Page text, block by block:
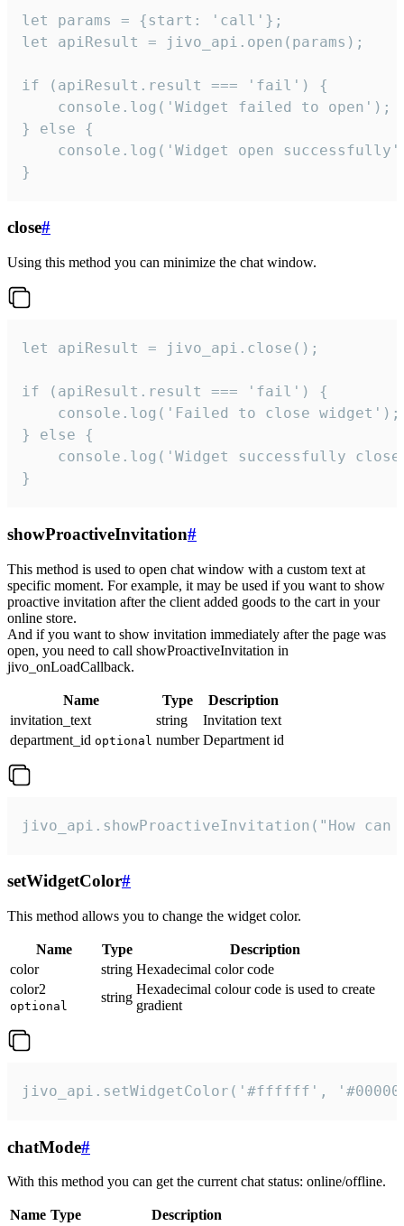
let params = {start: 'call'};
let apiResult = jivo_api.open(params);
if (apiResult.result === 'fail') {
    console.log('Widget failed to open');
} else {
console.log('Widget open
}
close#
Using this method you can minimize the chat window.
let apiResult = jivo_api.close();
if (apiResult.result === 'fail') {
    console.log('Failed to close widget');
} else {
console.log('Widget successfully
}
showProactiveInvitation#
This method is used to open chat window with a custom text at
specific moment. For example, it may be used if you want to show
proactive invitation after the client added goods to the cart in your
online store.
And if you want to show invitation immediately after the page was
open, you need to call showProactiveInvitation in
jivo_onLoadCallback.
Name Type
Description
invitation_text
string
Invitation text
department_id optional number Department id
jivo_api.showProactiveInvitation("How
setWidgetColor#
This method allows you to change the widget color.
Name Type
Description
color
string Hexadecimal color code
color2
optional
string
Hexadecimal colour code is used to create
gradient
jivo_api.setWidgetColor('#ffffff',
chatMode#
With this method you can get the current chat status: online/offline.
Name Type
Description